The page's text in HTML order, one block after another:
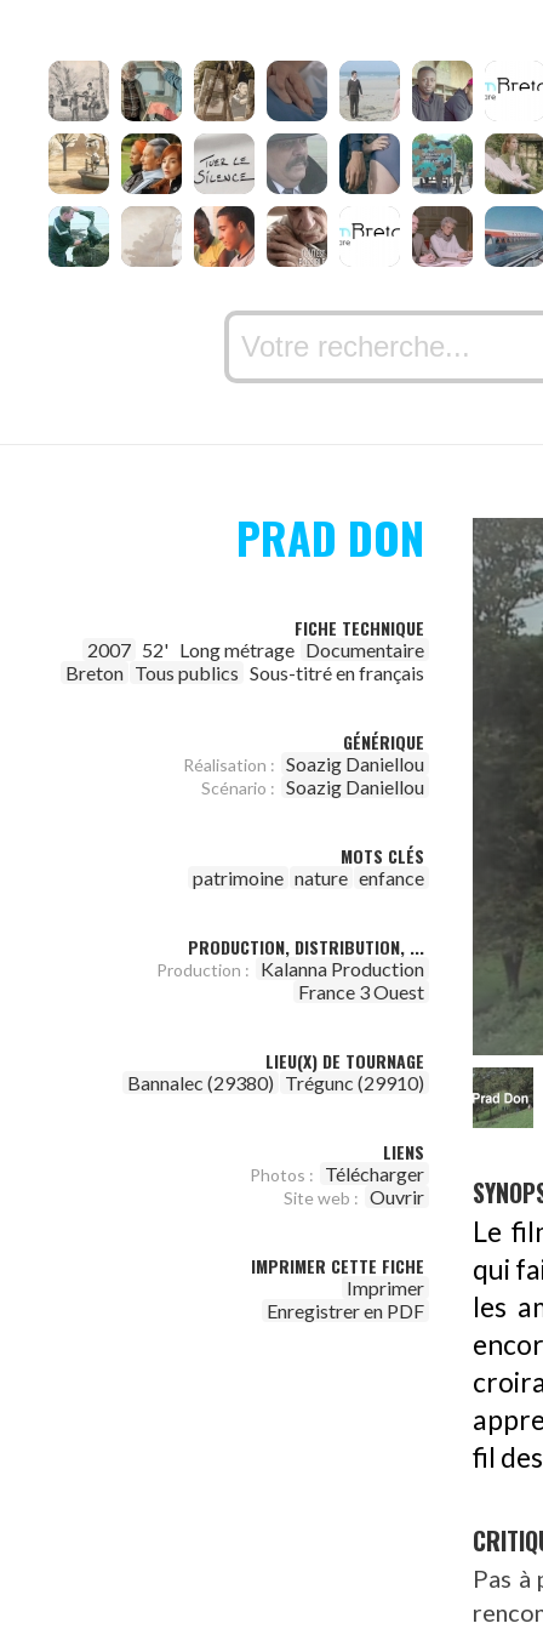
PRAD DON
FICHE TECHNIQUE
2007 52' Long métrage Documentaire
Breton Tous publics Sous-titré en français
GÉNÉRIQUE
Réalisation : Soazig Daniellou
Scénario : Soazig Daniellou
MOTS CLÉS
patrimoine nature enfance
PRODUCTION, DISTRIBUTION, ...
Production :
Kalanna Production
France 3 Ouest
LIEU(X) DE TOURNAGE
Bannalec (29380) Trégunc (29910)
LIENS
Photos : Télécharger
Site web : Ouvrir
IMPRIMER CETTE FICHE
Imprimer
Enregistrer en PDF
Le
qui
les
fil
Pas à